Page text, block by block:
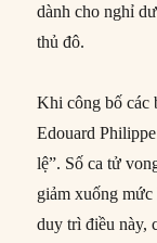
dành cho nghỉ
thủ đô.
Khi công bố các
Edouard
lệ”. Số ca tử
giảm xuống
duy trì điều này,